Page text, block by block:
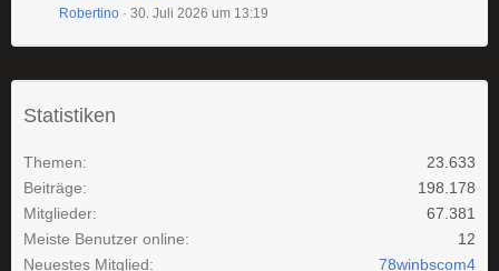
Robertino 30. Juli 2026 um 13:19
Statistiken
Themen
23.633
Beiträge
198.178
Mitglieder
67.381
Meiste Benutzer online
12
Neuestes Mitglied
78winbscom4